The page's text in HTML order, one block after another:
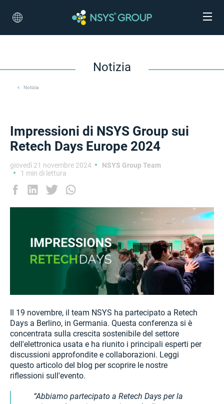
Notizia
Notizia
Impressioni di NSYS Group sui
Retech Days Europe 2024
giovedì 21 novembre 2024
NSYS Group Team
1 min di lettura
Il 19 novembre, il team NSYS ha partecipato a Retech
Days a Berlino, in Germania. Questa conferenza si è
concentrata sulla crescita sostenibile del settore
dell'elettronica usata e ha riunito i principali esperti per
discussioni approfondite e collaborazioni. Leggi
questo articolo del blog per scoprire le nostre
riflessioni sull'evento.
Abbiamo partecipato a Retech Days per la